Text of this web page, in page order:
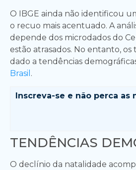
O IBGE ainda não identificou
o recuo mais acentuado. A
depende dos microdados do
estão atrasados. No entanto, os
dado a tendências
Brasil .
Inscreva-se e não perca as
TENDÊNCIAS
O declínio da natalidade